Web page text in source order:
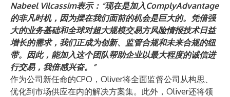
Nabeel Vilcassim表示：“现在是加入ComplyAdvantage
的非凡时机，因为摆在我们面前的机会是巨大的。凭借强
大的业务基础和全球对超大规模交易方风险情报技术日益
增长的需求，我们正成为创新、监管合规和未来合规的纽
带。因此，能加入这个团队帮助企业以最大程度的诚信进
行交易，我倍感兴奋。”
作为公司新任命的CPO，Oliver将全面监督公司从构思、
优化到市场供应在内的解决方案集。此外，Oliver还将领